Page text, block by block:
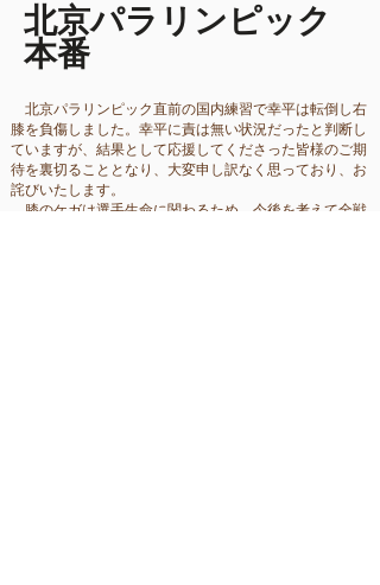
​北京パラリンピック
本番
北京パラリンピック直前の国内練習で幸平は転倒し右
膝を負傷しました。幸平に責は無い状況だったと判断し
ていますが、結果として応援してくださった皆様のご期
待を裏切ることとなり、大変申し訳なく思っており、お
詫びいたします。
膝のケガは選手生命に関わるため、今後を考えて全戦